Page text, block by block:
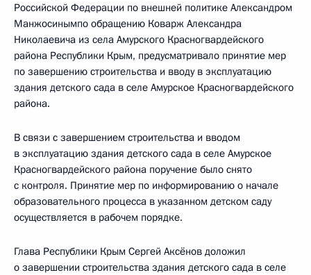
Российской Федерации по внешней политике Александром
Манжосинымпо обращению Коварж Александра
Николаевича из села Амурского Красногвардейского
района Республики Крым, предусматривало принятие мер
по завершению строительства и вводу в эксплуатацию
здания детского сада в селе Амурское Красногвардейского
района.
В связи с завершением строительства и вводом
в эксплуатацию здания детского сада в селе Амурское
Красногвардейского района поручение было снято
с контроля. Принятие мер по информированию о начале
образовательного процесса в указанном детском саду
осуществляется в рабочем порядке.
Глава Республики Крым Сергей Аксёнов доложил
о завершении строительства здания детского сада в селе